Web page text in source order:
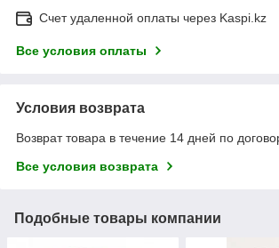
Счет удаленной оплаты через Kaspi.kz
Все условия оплаты
Условия возврата
Возврат товара в течение 14 дней по
Все условия возврата
Подобные товары компании